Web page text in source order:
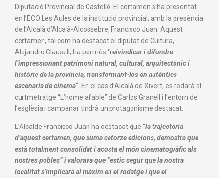
Diputació Provincial de Castelló. El certamen s’ha presentat
en l’ECO Les Aules de la institució provincial, amb la presència
de l’Alcalà d’Alcalà-Alcossebre, Francisco Juan. Aquest
certamen, tal com ha destacat el diputat de Cultura,
Alejandro Clausell, ha permès “reivindicar i difondre
l’impressionant patrimoni natural, cultural, arquitectònic i
històric de la província, transformant-los en autèntics
escenaris de cinema“. En el cas d’Alcalà de Xivert, es rodarà el
curtmetratge “L’home afable” de Carlos Granell i l’entorn de
l’esglèsia i campanar tindrà un protagonisme destacat.
L’Alcalde Francisco Juan ha destacat que “la trajectòria
d’aquest certamen, que suma catorze edicions, demostra que
està totalment consolidat i acosta el món cinematogràfic als
nostres pobles” i valorava que “estic segur que la nostra
localitat s’implicarà al màxim en el rodatge i que el